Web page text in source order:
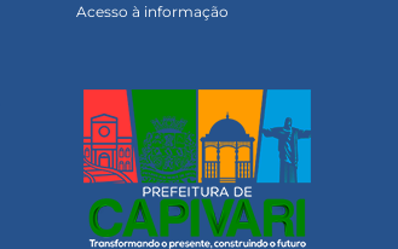
Acesso à informação